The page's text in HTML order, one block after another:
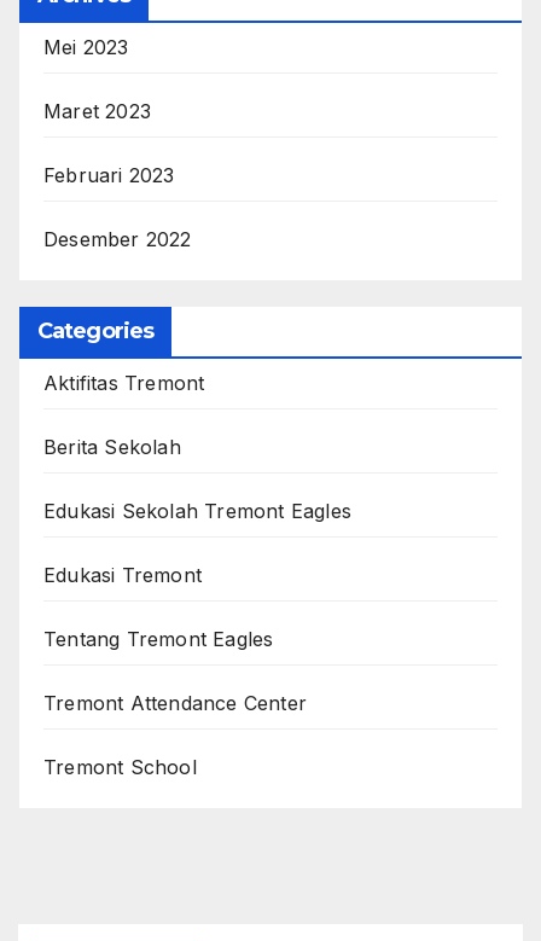
Mei 2023
Maret 2023
Februari 2023
Desember 2022
Categories
Aktifitas Tremont
Berita Sekolah
Edukasi Sekolah Tremont Eagles
Edukasi Tremont
Tentang Tremont Eagles
Tremont Attendance Center
Tremont School